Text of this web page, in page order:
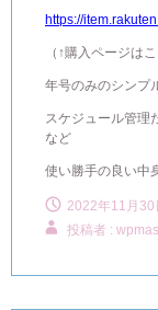
https://
（↑購入ページはこ
年号のみのシンプ
スケジュール管理
など
使い勝手の良い中
2022年11月30
投稿者 :